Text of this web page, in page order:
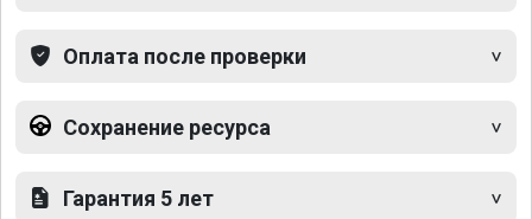
Оплата после проверки
Сохранение ресурса
Гарантия 5 лет